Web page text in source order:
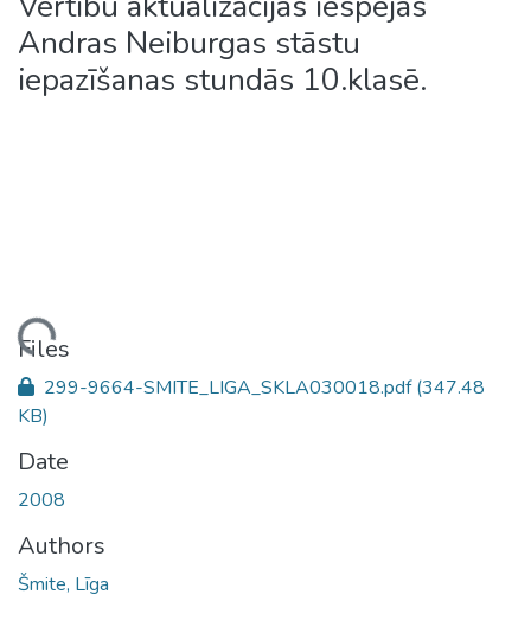
Andras Neiburgas stāstu
iepazīšanas stundās 10.klasē.
Files
299-9664-SMITE_LIGA_SKLA030018.pdf(347.48
KB)
Date
2008
Authors
Šmite, Līga